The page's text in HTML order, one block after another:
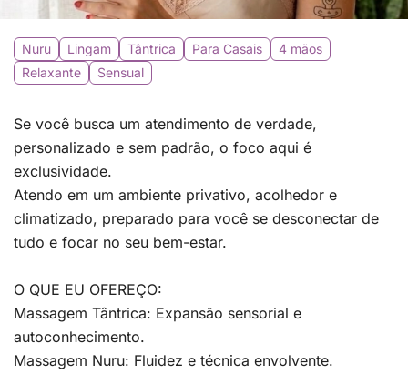
Nuru Lingam Tântrica Para Casais
4 mãos
Relaxante
Sensual
Se você busca um atendimento de verdade,
personalizado e sem padrão, o foco aqui é
exclusividade.
Atendo em um ambiente privativo, acolhedor e
climatizado, preparado para você se desconectar de
tudo e focar no seu bem-estar.
O QUE EU OFEREÇO:
Massagem Tântrica: Expansão sensorial e
autoconhecimento.
Massagem Nuru: Fluidez e técnica envolvente.